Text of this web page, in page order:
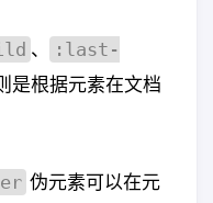
、
:last-
是根据元素在文档
伪元素可以在元